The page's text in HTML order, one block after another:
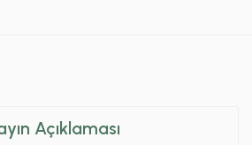
Açıklaması